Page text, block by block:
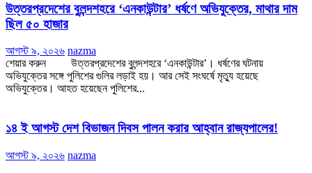
উত্তরপ্রদেশের বুলন্দশহরে ‘এনকাউন্টার’ ধর্ষণে অভিযুক্তের, মাথার দাম
ছিল ৫০ হাজার
আগস্ট ৯, ২০২৬ nazma
শেয়ার করুন উত্তরপ্রদেশের বুলন্দশহরে ‘এনকাউন্টার’। ধর্ষণের ঘটনায়
অভিযুক্তের সঙ্গে পুলিশের গুলির লড়াই হয়। আর সেই সংঘর্ষে মৃত্যু হয়েছে
অভিযুক্তের। আহত হয়েছেন পুলিশের...
১৪ ই আগস্ট দেশ বিভাজন দিবস পালন করার আহ্বান রাজ্যপালের!
আগস্ট ৯, ২০২৬ nazma